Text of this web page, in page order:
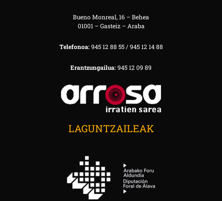
Bueno Monreal, 16 – Behea
01001 – Gasteiz – Araba
Telefonoa:945 12 88 55 / 945 12 14 88
Erantzungailua:945 12 09 89
LAGUNTZAILEAK